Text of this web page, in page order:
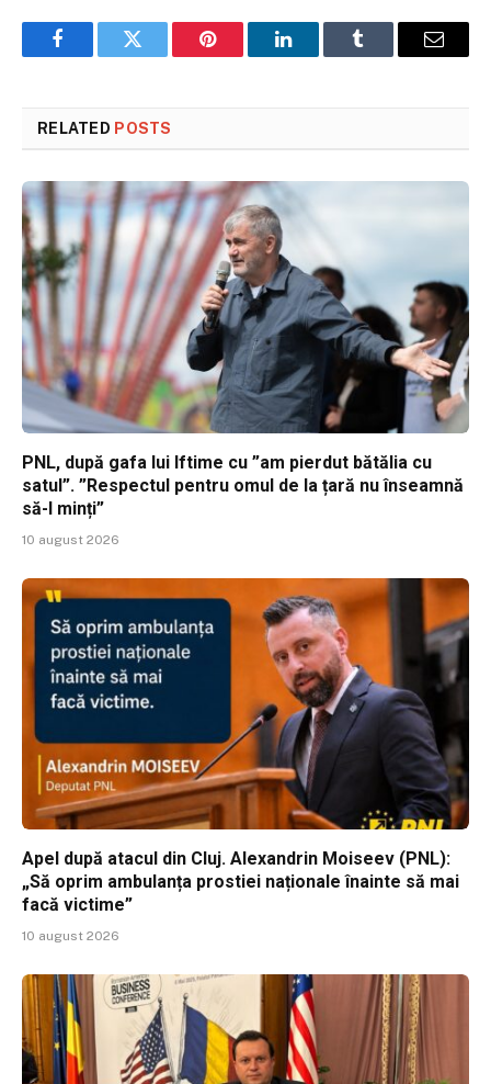
FacebookTwitter Pinterest LinkedInTumblr Email
RELATED POSTS
PNL, după gafa lui Iftime cu ”am pierdut bătălia cu
satul”. ”Respectul pentru omul de la țară nu înseamnă
să-l minți”
10 august 2026
Apel după atacul din Cluj. Alexandrin Moiseev (PNL):
„Să oprim ambulanța prostiei naționale înainte să mai
facă victime”
10 august 2026